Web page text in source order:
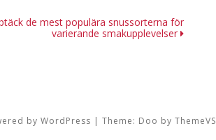
de mest populära snussorterna för
varierande smakupplevelser
by WordPress | Theme: Doo by ThemeVS